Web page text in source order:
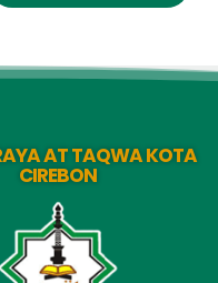
AT TAQWA KOTA
CIREBON